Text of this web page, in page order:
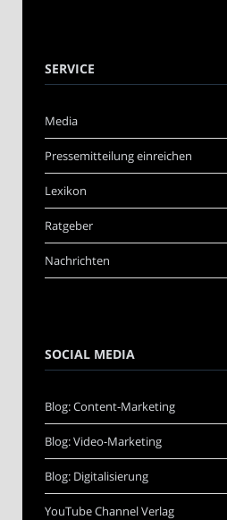
SERVICE
Media
Pressemitteilung einreichen
Lexikon
Ratgeber
Nachrichten
SOCIAL MEDIA
Blog: Content-Marketing
Blog: Video-Marketing
Blog: Digitalisierung
YouTube Channel Verlag